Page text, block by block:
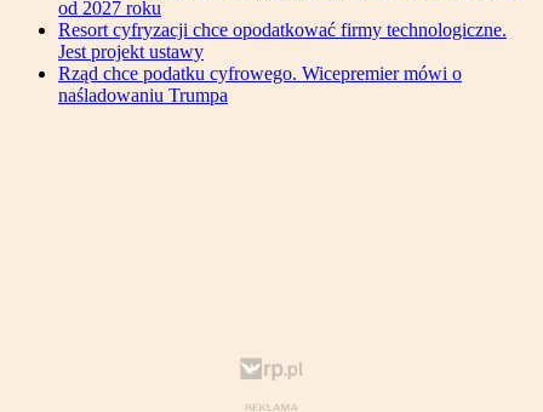
od 2027 roku
Resort cyfryzacji chce opodatkować firmy technologiczne.
Jest projekt ustawy
Rząd chce podatku cyfrowego. Wicepremier mówi o
naśladowaniu Trumpa